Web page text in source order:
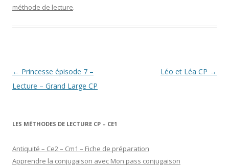
méthode de lecture.
Navigation
des
← Princesse épisode 7 –
Lecture – Grand Large CP
Léo et Léa CP →
LES MÉTHODES DE LECTURE CP – CE1
Antiquité – Ce2 – Cm1 – Fiche de préparation
Apprendre la conjugaison avec Mon pass conjugaison